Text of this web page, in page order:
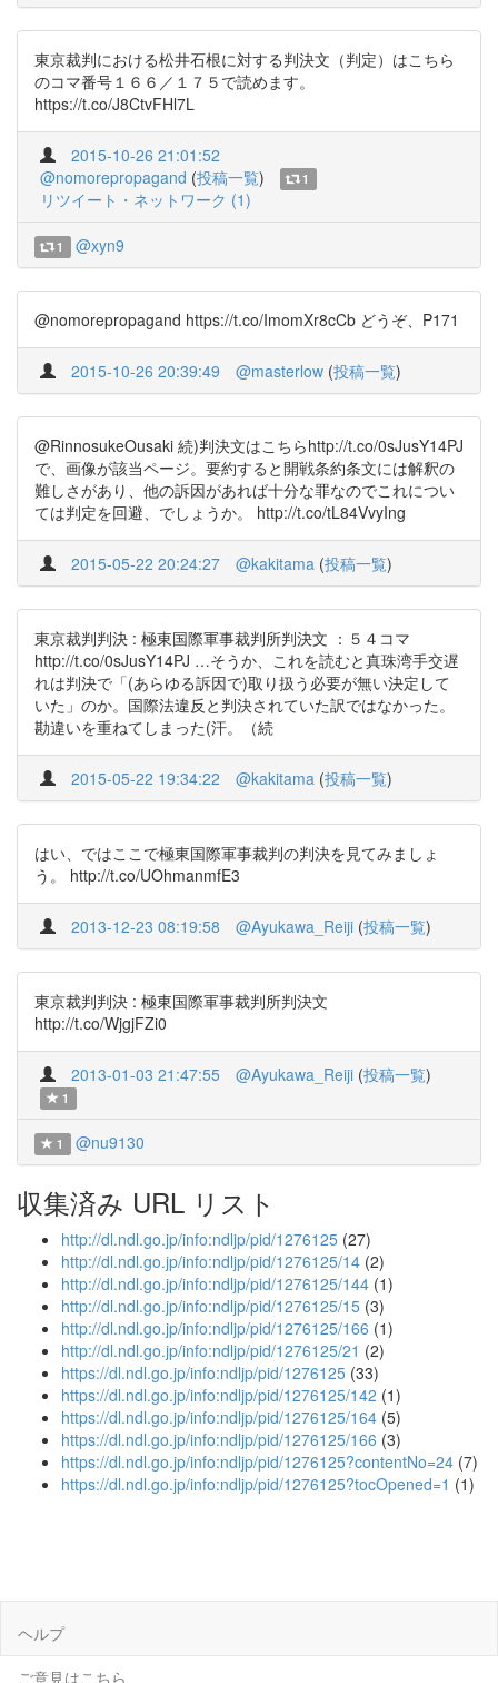
東京裁判における松井石根に対する判決文（判定）はこちら
のコマ番号１６６／１７５で読めます。
https://t.co/J8CtvFHl7L
2015-10-26 21:01:52
@nomorepropagand (投稿一覧) 1
リツイート・ネットワーク (1)
1 @xyn9
@nomorepropagand https://t.co/ImomXr8cCb どうぞ、P171
2015-10-26 20:39:49 @masterlow (投稿一覧)
@RinnosukeOusaki 続)判決文はこちらhttp://t.co/0sJusY14PJ
で、画像が該当ページ。要約すると開戦条約条文には解釈の
難しさがあり、他の訴因があれば十分な罪なのでこれについ
ては判定を回避、でしょうか。 http://t.co/tL84VvyIng
2015-05-22 20:24:27 @kakitama (投稿一覧)
東京裁判判決 : 極東国際軍事裁判所判決文 ：５４コマ
http://t.co/0sJusY14PJ …そうか、これを読むと真珠湾手交遅
れは判決で「(あらゆる訴因で)取り扱う必要が無い決定して
いた」のか。国際法違反と判決されていた訳ではなかった。
勘違いを重ねてしまった(汗。（続
2015-05-22 19:34:22 @kakitama (投稿一覧)
はい、ではここで極東国際軍事裁判の判決を見てみましょ
う。 http://t.co/UOhmanmfE3
2013-12-23 08:19:58 @Ayukawa_Reiji (投稿一覧)
東京裁判判決 : 極東国際軍事裁判所判決文
http://t.co/WjgjFZi0
2013-01-03 21:47:55 @Ayukawa_Reiji (投稿一覧)
1
1 @nu9130
収集済み URL リスト
http://dl.ndl.go.jp/info:ndljp/pid/1276125 (27)
http://dl.ndl.go.jp/info:ndljp/pid/1276125/14 (2)
http://dl.ndl.go.jp/info:ndljp/pid/1276125/144 (1)
http://dl.ndl.go.jp/info:ndljp/pid/1276125/15 (3)
http://dl.ndl.go.jp/info:ndljp/pid/1276125/166 (1)
http://dl.ndl.go.jp/info:ndljp/pid/1276125/21 (2)
https://dl.ndl.go.jp/info:ndljp/pid/1276125 (33)
https://dl.ndl.go.jp/info:ndljp/pid/1276125/142 (1)
https://dl.ndl.go.jp/info:ndljp/pid/1276125/164 (5)
https://dl.ndl.go.jp/info:ndljp/pid/1276125/166 (3)
https://dl.ndl.go.jp/info:ndljp/pid/1276125?contentNo=24 (7)
https://dl.ndl.go.jp/info:ndljp/pid/1276125?tocOpened=1 (1)
ヘルプ
ご意見はこちら